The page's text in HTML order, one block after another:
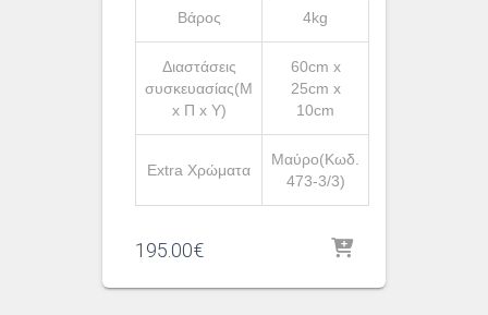
Βάρος 4kg
Διαστάσεις
συσκευασίας(Μ
x Π x Υ)
60cm x
25cm x
10cm
Extra Χρώματα
Μαύρο(Κωδ.
473-3/3)
195.00€